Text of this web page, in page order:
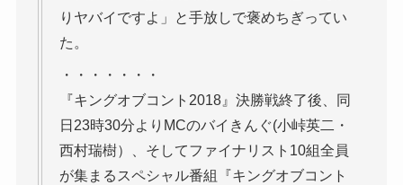
りヤバイですよ」と手放しで褒めちぎってい
た。
・・・・・・・
『キングオブコント2018』決勝戦終了後、同
日23時30分よりMCのバイきんぐ(小峠英二・
西村瑞樹）、そしてファイナリスト10組全員
が集まるスペシャル番組『キングオブコント